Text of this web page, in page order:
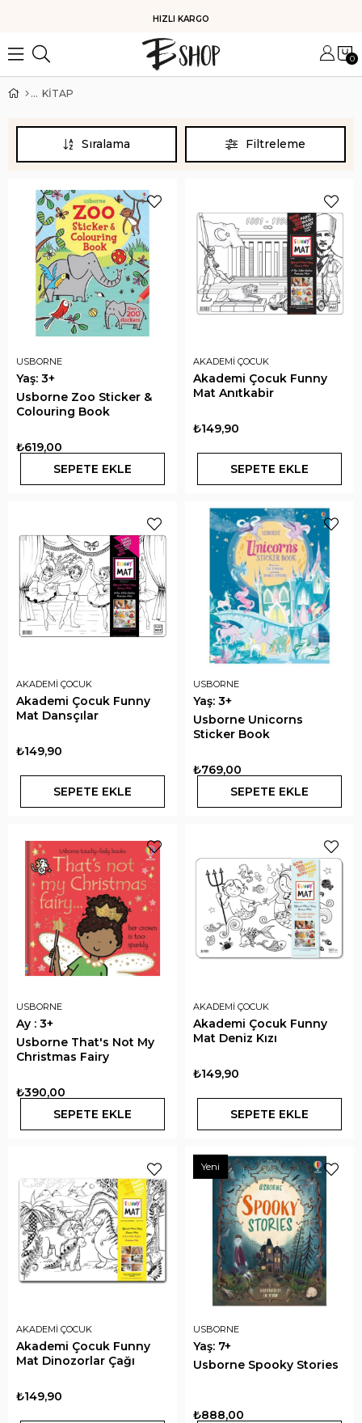
KOLAY İADE
0
KİTAP
Filtreleme
Sıralama
USBORNE
Yaş: 3+
Usborne Zoo Sticker &
Colouring Book
₺619,00
SEPETE EKLE
AKADEMİ ÇOCUK
Akademi Çocuk Funny
Mat Anıtkabir
₺149,90
SEPETE EKLE
AKADEMİ ÇOCUK
Akademi Çocuk Funny
Mat Dansçılar
₺149,90
SEPETE EKLE
USBORNE
Yaş: 3+
Usborne Unicorns
Sticker Book
₺769,00
SEPETE EKLE
USBORNE
Ay : 3+
Usborne That's Not My
Christmas Fairy
₺390,00
SEPETE EKLE
AKADEMİ ÇOCUK
Akademi Çocuk Funny
Mat Deniz Kızı
₺149,90
SEPETE EKLE
AKADEMİ ÇOCUK
Akademi Çocuk Funny
Mat Dinozorlar Çağı
₺149,90
USBORNE
Yaş: 7+
Usborne Spooky Stories
₺888,00
Yeni